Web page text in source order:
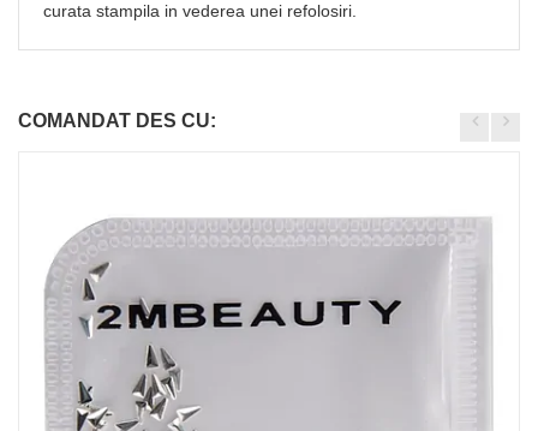
curata stampila in vederea unei refolosiri.
COMANDAT DES CU: